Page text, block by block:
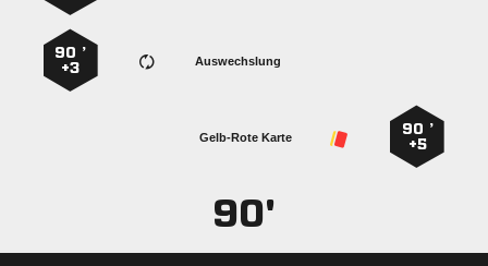
Auswechslung
90 ’
+3
90 ’
+5
Gelb-Rote Karte
90'